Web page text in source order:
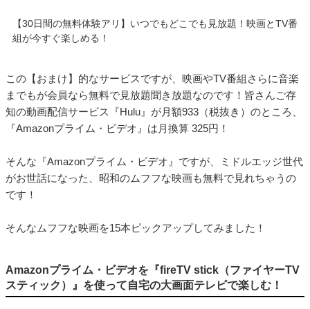
【30日間の無料体験アリ】いつでもどこでも見放題！映画とTV番
組が今すぐ楽しめる！
この【おまけ】的なサービスですが、映画やTV番組さらに音楽
までもが会員なら無料で見放題聞き放題なのです！皆さんご存
知の動画配信サービス『Hulu』が月額933（税抜き）のところ、
『Amazonプライム・ビデオ』は月換算 325円！
そんな『Amazonプライム・ビデオ』ですが、ミドルエッジ世代
がお世話になった、昭和のムフフな映画も無料で見れちゃうの
です！
そんなムフフな映画を15本ピックアップしてみました！
Amazonプライム・ビデオを『fireTV stick（ファイヤーTV
スティック）』を使って自宅の大画面テレビで楽しむ！